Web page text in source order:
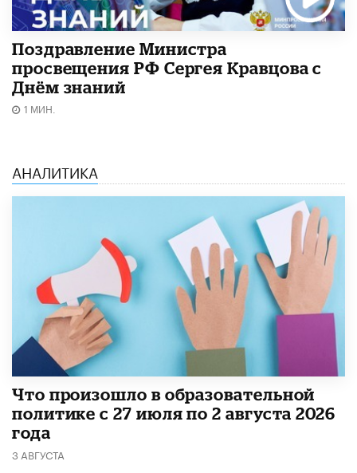
Поздравление Министра
просвещения РФ Сергея Кравцова с
Днём знаний
1 МИН.
АНАЛИТИКА
​Что произошло в образовательной
политике с 27 июля по 2 августа 2026
года
3 АВГУСТА